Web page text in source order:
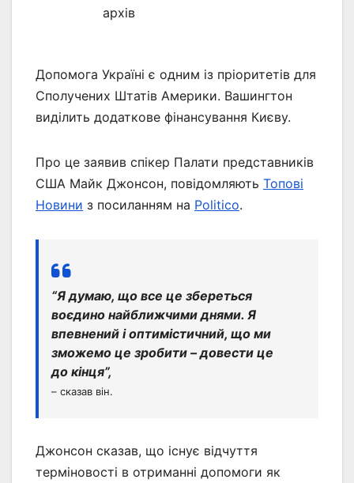
архів
Допомога Україні є одним із пріоритетів для
Сполучених Штатів Америки. Вашингтон
виділить додаткове фінансування Києву.
Про це заявив спікер Палати представників
США Майк Джонсон, повідомляють Топові
Новини з посиланням на Politico.
“Я думаю, що все це збереться
воєдино найближчими днями. Я
впевнений і оптимістичний, що ми
зможемо це зробити – довести це
до кінця”,
– сказав він.
Джонсон сказав, що існує відчуття
терміновості в отриманні допомоги як